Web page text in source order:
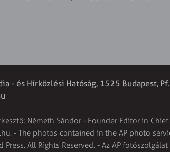
- és Hírközlési Hatóság, 1525 Budapest,
Németh Sándor - Founder Editor in
. - The photos contained in the AP photo
Press. All Rights Reserved. - Az AP